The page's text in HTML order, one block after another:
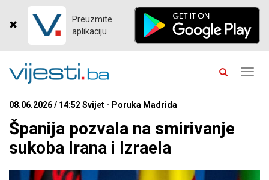
Preuzmite
aplikaciju
08.06.2026 / 14:52 Svijet - Poruka Madrida
Španija pozvala na smirivanje
sukoba Irana i Izraela